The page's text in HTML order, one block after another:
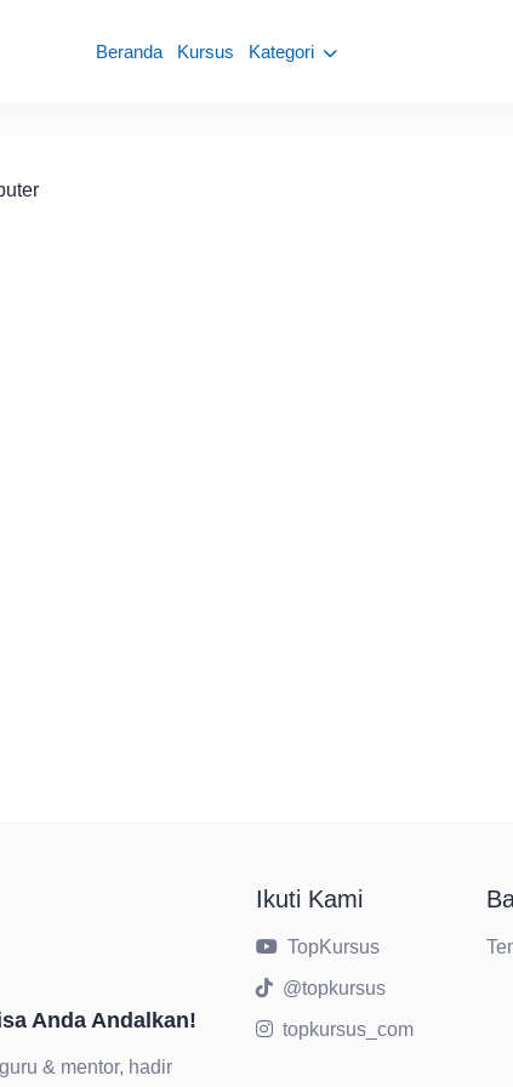
Beranda Kursus Kategori
Anda Andalkan!
& mentor, hadir
Ikuti Kami
TopKursus
@topkursus
topkursus_com